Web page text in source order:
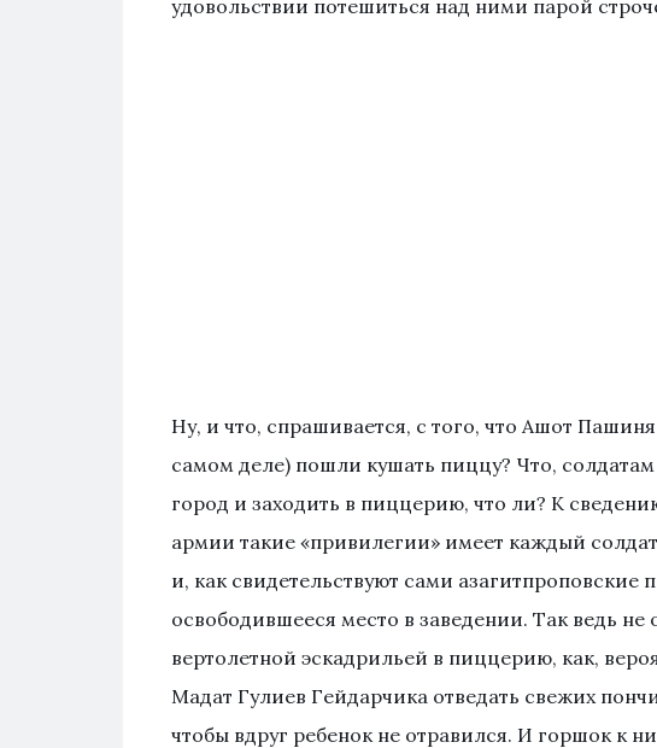
удовольствии потешиться над ними парой
Ну, и что, спрашивается, с того, что Ашот
самом деле) пошли кушать пиццу? Что,
город и заходить в пиццерию, что ли? К
армии такие «привилегии» имеет каждый
и, как свидетельствуют сами азагитпроповские
освободившееся место в заведении. Так ведь
вертолетной эскадрильей в пиццерию, как,
Мадат Гулиев Гейдарчика отведать свежих
чтобы вдруг ребенок не отравился. И горшок к